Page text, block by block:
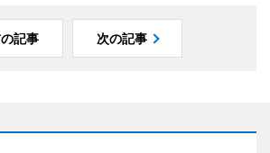
記事 次の記事